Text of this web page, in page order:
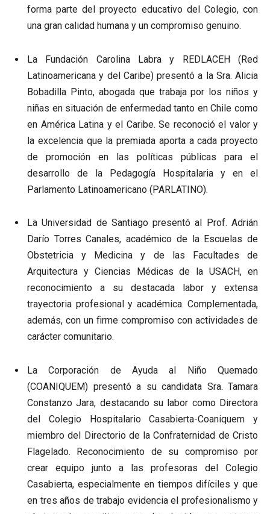
forma parte del proyecto educativo del Colegio, con
una gran calidad humana y un compromiso genuino.
La Fundación Carolina Labra y REDLACEH (Red
Latinoamericana y del Caribe) presentó a la Sra. Alicia
Bobadilla Pinto, abogada que trabaja por los niños y
niñas en situación de enfermedad tanto en Chile como
en América Latina y el Caribe. Se reconoció el valor y
la excelencia que la premiada aporta a cada proyecto
de promoción en las políticas públicas para el
desarrollo de la Pedagogía Hospitalaria y en el
Parlamento Latinoamericano (PARLATINO).
La Universidad de Santiago presentó al Prof. Adrián
Darío Torres Canales, académico de la Escuelas de
Obstetricia y Medicina y de las Facultades de
Arquitectura y Ciencias Médicas de la USACH, en
reconocimiento a su destacada labor y extensa
trayectoria profesional y académica. Complementada,
además, con un firme compromiso con actividades de
carácter comunitario.
La Corporación de Ayuda al Niño Quemado
(COANIQUEM) presentó a su candidata Sra. Tamara
Constanzo Jara, destacando su labor como Directora
del Colegio Hospitalario Casabierta-Coaniquem y
miembro del Directorio de la Confraternidad de Cristo
Flagelado. Reconocimiento de su compromiso por
crear equipo junto a las profesoras del Colegio
Casabierta, especialmente en tiempos difíciles y que
en tres años de trabajo evidencia el profesionalismo y